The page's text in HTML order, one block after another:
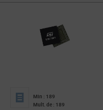
Min : 189
Mult. de : 189